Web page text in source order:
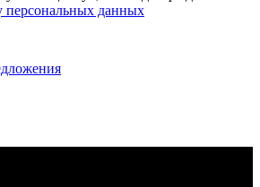
персональных данных